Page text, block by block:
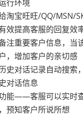
行环境
宝旺旺/QQ/MSN/
效提高客服的回复效
重要客户信息，当
，增加客户的亲切感
对话记录自动搜索
对话信息
能——客服可以实时
预知客户所说所想